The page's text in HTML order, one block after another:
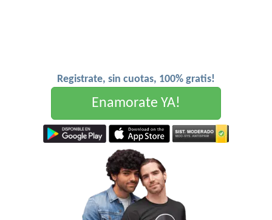
Registrate, sin cuotas, 100% gratis!
Enamorate YA!